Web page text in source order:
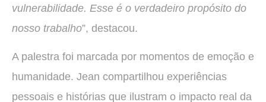
vulnerabilidade. Esse é o verdadeiro propósito do
nosso trabalho”, destacou.
A palestra foi marcada por momentos de emoção e
humanidade. Jean compartilhou experiências
pessoais e histórias que ilustram o impacto real da